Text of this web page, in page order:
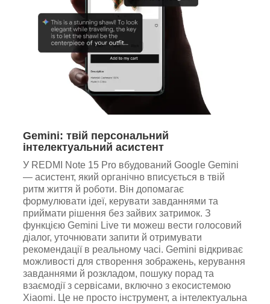
Gemini: твій персональний
інтелектуальний асистент
У REDMI Note 15 Pro вбудований Google Gemini
— асистент, який органічно вписується в твій
ритм життя й роботи. Він допомагає
формулювати ідеї, керувати завданнями та
приймати рішення без зайвих затримок. З
функцією Gemini Live ти можеш вести голосовий
діалог, уточнювати запити й отримувати
рекомендації в реальному часі. Gemini відкриває
можливості для створення зображень, керування
завданнями й розкладом, пошуку порад та
взаємодії з сервісами, включно з екосистемою
Xiaomi. Це не просто інструмент, а інтелектуальна